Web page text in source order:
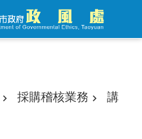
採購稽核業務
講